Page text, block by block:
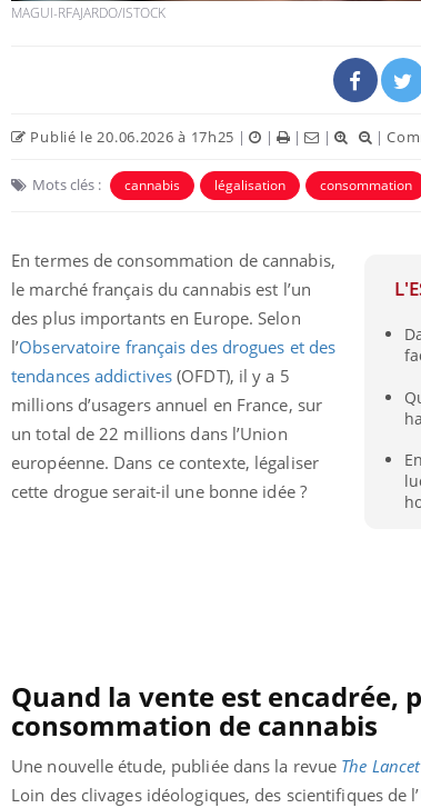
MAGUI-RFAJARDO/ISTOCK
Publié le 20.06.2026 à 17h25 | | | | |
Mots clés : cannabis légalisation consommation
En termes de consommation de cannabis,
le marché français du cannabis est l’un
des plus importants en Europe. Selon
l’Observatoire français des drogues et des
tendances addictives (OFDT), il y a 5
millions d’usagers annuel en France, sur
un total de 22 millions dans l’Union
européenne. Dans ce contexte, légaliser
cette drogue serait-il une bonne idée ?
Quand la vente est encadrée,
consommation de cannabis
Une nouvelle étude, publiée dans la revue The
Loin des clivages idéologiques, des scientifiques de l’